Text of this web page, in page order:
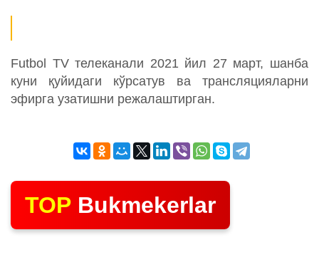
Futbol TV телеканали 2021 йил 27 март, шанба
куни қуйидаги кўрсатув ва трансляцияларни
эфирга узатишни режалаштирган.
TOP Bukmekerlar